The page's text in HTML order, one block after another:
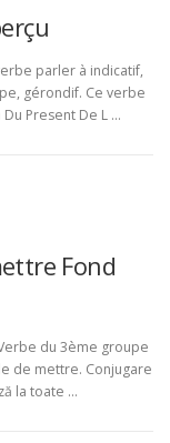
parler à indicatif,
gérondif. Ce verbe
Present De L …
Fond
du 3ème groupe
de mettre. Conjugare
la toate …